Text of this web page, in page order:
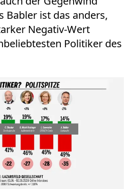
Babler ist das anders,
Negativ-Wert
Politiker des